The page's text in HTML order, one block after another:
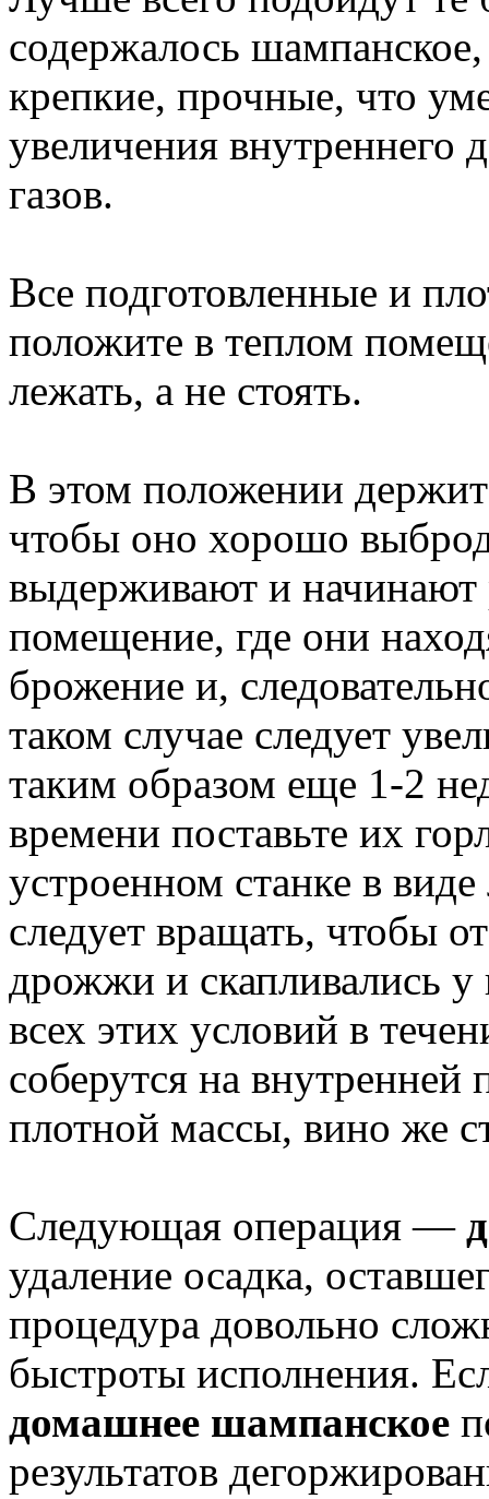
содержалось
крепкие, прочные, что
увеличения внутреннего
газов.
Все подготовленные и
положите в теплом
лежать, а не стоять.
В этом положении
чтобы оно хорошо
выдерживают и начинают
помещение, где они
брожение и,
таком случае следует
таким образом еще 1-2
времени поставьте их
устроенном станке в
следует вращать, чтобы
дрожжи и скапливались
всех этих условий в
соберутся на
плотной массы, вино же
Следующая операция —
удаление осадка,
процедура довольно
быстроты исполнения.
домашнее шампанское
результатов